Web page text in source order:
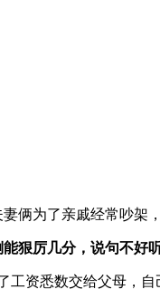
俩为了亲戚经常吵架
狠厉几分，说句不好
资悉数交给父母，